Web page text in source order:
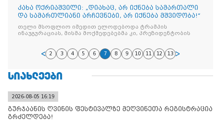
კახა ოქრიაშვილი: „დიახაც, არ იქნება სამართალი
და სამართლიანი არჩევნები, არ იქნება მშვიდობა!“
თელი მსოფლიო იმედით ელოდებოდა ტრამპის
ინაუგურაციას, მისმა მოქმედებებმა კი, პრეზიდენტობის
2 3 4 5 6 7 8 9 10 11 12 13
ᲡᲘᲐᲮᲚᲔᲔᲑᲘ
2026-08-05 16:19
გურჯაანის ღვინის ფესტივალზე მეღვინეთა რეგისტრაცია
გრძელდება!